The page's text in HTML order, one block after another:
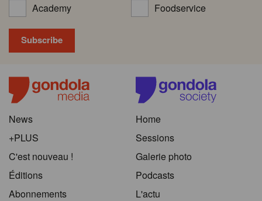
Academy
Foodservice
News
+PLUS
C'est nouveau !
Éditions
Abonnements
Home
Sessions
Galerie photo
Podcasts
L'actu